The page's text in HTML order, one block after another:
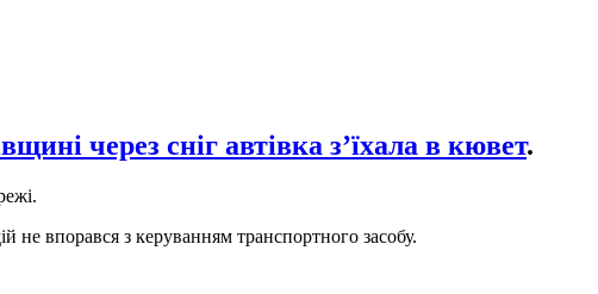
через сніг автівка з’їхала в кювет.
не впорався з керуванням транспортного засобу.